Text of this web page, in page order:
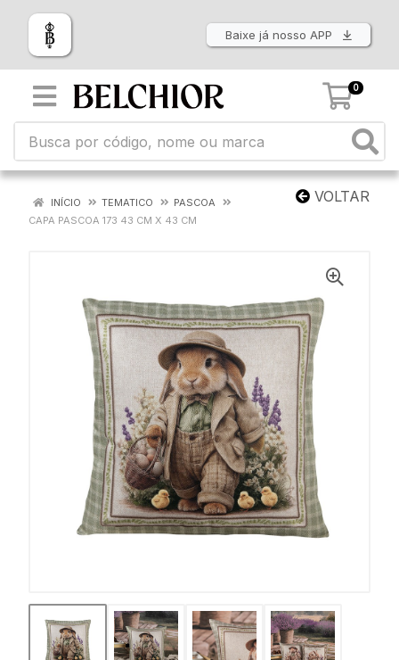
Baixe já nosso APP
0
VOLTAR
INÍCIO TEMATICO
PASCOA
CAPA PASCOA 173 43 CM X 43 CM